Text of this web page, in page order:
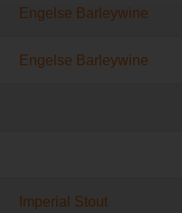
Engelse Barleywine
Engelse Barleywine
Imperial Stout